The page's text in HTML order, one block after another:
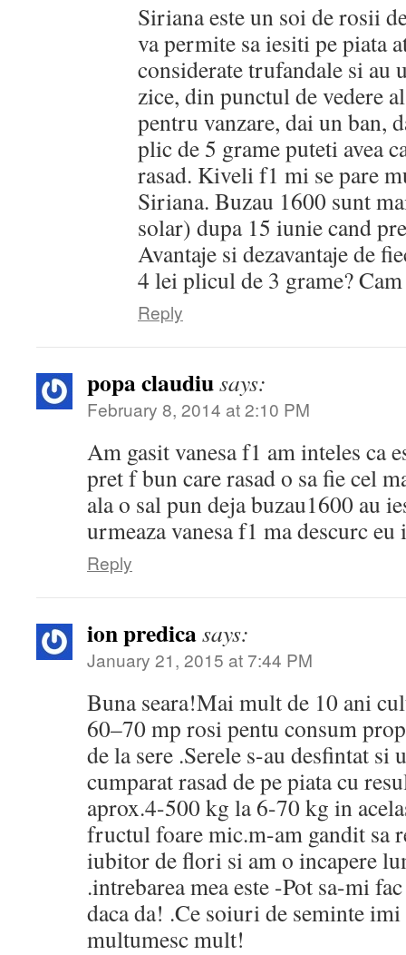
Siriana este un soi de rosii
va permite sa iesiti pe piata
considerate trufandale si au
zice, din punctul de vedere
pentru vanzare, dai un ban,
plic de 5 grame puteti avea
rasad. Kiveli f1 mi se pare
Siriana. Buzau 1600 sunt
solar) dupa 15 iunie cand
Avantaje si dezavantaje de
4 lei plicul de 3 grame? Cam
Reply
popa claudiusays:
February 8, 2014 at 2:10 PM
Am gasit vanesa f1 am inteles ca
pret f bun care rasad o sa fie cel
ala o sal pun deja buzau1600 au
urmeaza vanesa f1 ma descurc
Reply
ion predicasays:
January 21, 2015 at 7:44 PM
Buna seara!Mai mult de 10 ani
60–70 mp rosi pentu consum
de la sere .Serele s-au desfintat si
cumparat rasad de pe piata cu
aprox.4-500 kg la 6-70 kg in
fructul foare mic.m-am gandit sa
iubitor de flori si am o incapere
.intrebarea mea este -Pot sa-mi
daca da! .Ce soiuri de seminte
multumesc mult!